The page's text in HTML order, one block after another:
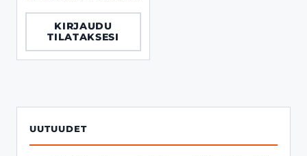
UUTUUDET
KIRJAUDU
TILATAKSESI